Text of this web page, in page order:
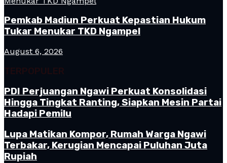
Pemkab Madiun Perkuat Kepastian Hukum
Tukar Menukar TKD Ngampel
August 6, 2026
TERPOPULER
PDI Perjuangan Ngawi Perkuat Konsolidasi
Hingga Tingkat Ranting, Siapkan Mesin Partai
Hadapi Pemilu
Lupa Matikan Kompor, Rumah Warga Ngawi
Terbakar, Kerugian Mencapai Puluhan Juta
Rupiah